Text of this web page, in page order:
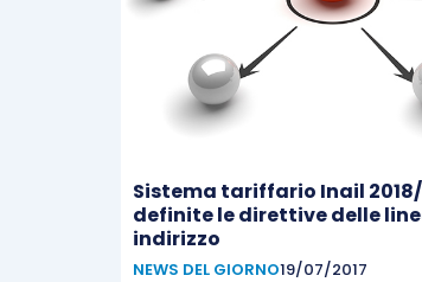
Sistema tariffario Inail
definite le direttive delle
indirizzo
NEWS DEL GIORNO19/07/2017